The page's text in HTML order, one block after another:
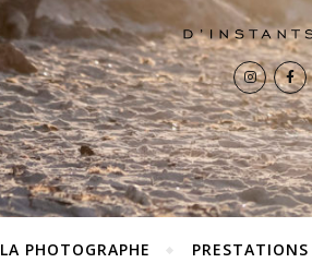
LA PHOTOGRAPHE PRESTATIONS